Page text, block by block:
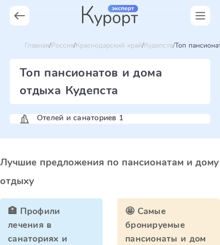
Главная Россия Краснодарский край Кудепста Топ
Топ пансионатов и дома
отдыха Кудепста
Отелей и санаториев 1
Лучшие предложения по пансионатам и дому
отдыху
🏥 Профили
лечения в
санаториях и
🤩 Самые
бронируемые
пансионаты и дом